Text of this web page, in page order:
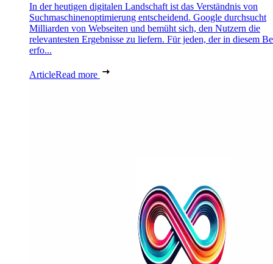
In der heutigen digitalen Landschaft ist das Verständnis von
Suchmaschinenoptimierung entscheidend. Google durchsucht
Milliarden von Webseiten und bemüht sich, den Nutzern die
relevantesten Ergebnisse zu liefern. Für jeden, der in diesem
erfo...
ArticleRead more